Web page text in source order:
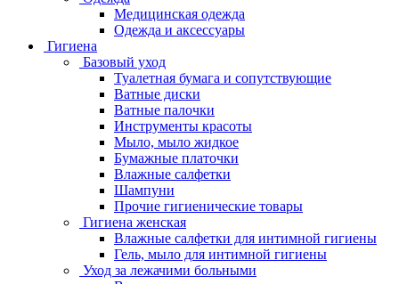
Медицинская одежда
Одежда и аксессуары
Гигиена
Базовый уход
Туалетная бумага и сопутствующие
Ватные диски
Ватные палочки
Инструменты красоты
Мыло, мыло жидкое
Бумажные платочки
Влажные салфетки
Шампуни
Прочие гигиенические товары
Гигиена женская
Влажные салфетки для интимной гигиены
Гель, мыло для интимной гигиены
Уход за лежачими больными